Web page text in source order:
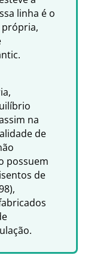
linha é o
própria,
na
de
possuem
de